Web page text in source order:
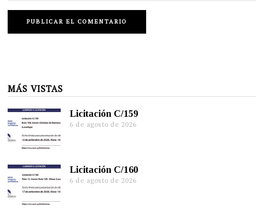
MÁS VISTAS
Licitación C/159
6 de agosto de 2026
Licitación C/160
6 de agosto de 2026